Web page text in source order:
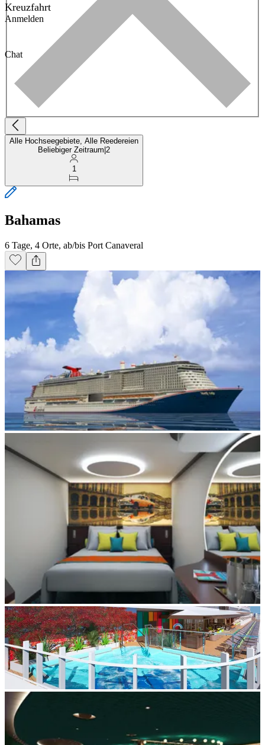
Kreuzfahrt
Anmelden
Chat
Alle Hochseegebiete, Alle Reedereien
Beliebiger Zeitraum 2
1
Bahamas
6 Tage, 4 Orte, ab/bis Port Canaveral